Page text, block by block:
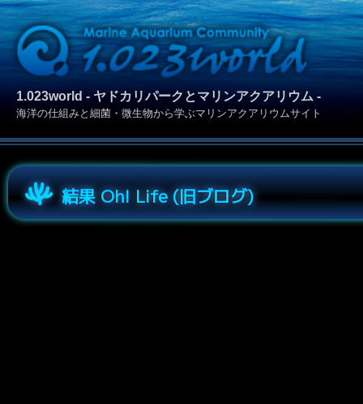
1.023world - ヤドカリパークとマリンアクアリウム -
海洋の仕組みと細菌・微生物から学ぶマリンアクアリウムサイト
結果 Oh! Life (旧ブログ)